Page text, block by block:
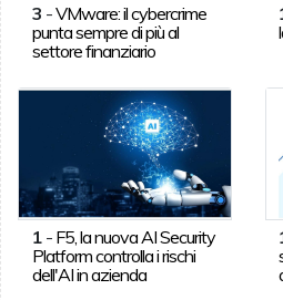
3 -VMware: il cybercrime
punta sempre di più al
settore finanziario
1- F5, la nuova AI Security
Platform controlla i rischi
dell'AI in azienda